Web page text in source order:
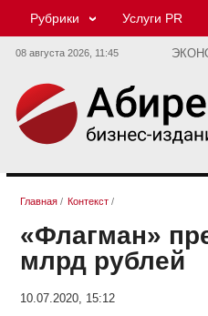
Рубрики Услуги PR
08 августа 2026, 11:45
Главная / Контекст /
«Флагман»
млрд рублей
10.07.2020, 15:12